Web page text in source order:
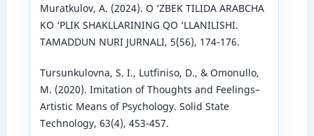
Muratkulov, A. (2024). O ‘ZBEK TILIDA ARABCHA
KO ‘PLIK SHAKLLARINING QO ‘LLANILISHI.
TAMADDUN NURI JURNALI, 5(56), 174-176.
Tursunkulovna, S. I., Lutfiniso, D., & Omonullo,
M. (2020). Imitation of Thoughts and Feelings–
Artistic Means of Psychology. Solid State
Technology, 63(4), 453-457.